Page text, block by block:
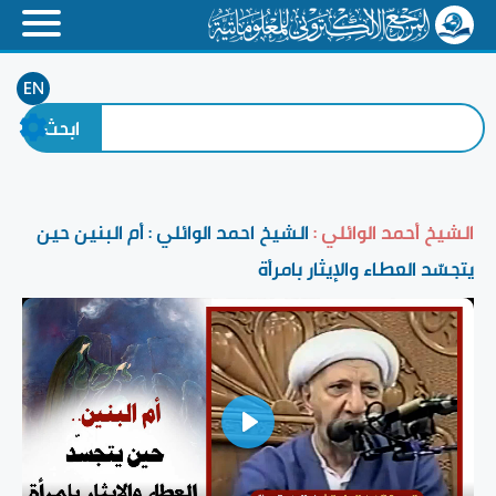
EN
الشيخ أحمد الوائلي :الشيخ احمد الوائلي : أم البنين حين
يتجسّد العطاء والإيثار بامرأة
Play